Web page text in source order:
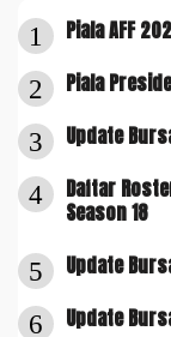
1 Piala AFF
2 Piala
3 Update
4
Daftar
Season 18
5 Update
6 Update